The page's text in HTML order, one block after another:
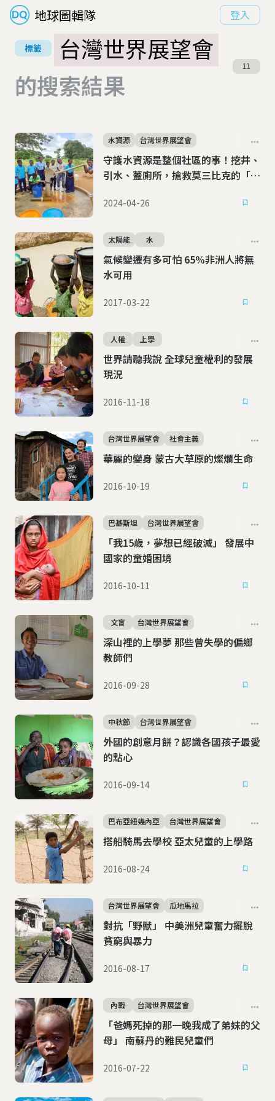
地球圖輯隊 登入
標籤
台灣世界展望會
的搜索結果
11
守護水資源是整個社區的事！挖井、
引水、蓋廁所，搶救莫三比克的「水
水資源 台灣世界展望會
2024-04-26
氣候變遷有多可怕 65%非洲人將無
水可用
太陽能 水
2017-03-22
世界請聽我說 全球兒童權利的發展
現況
人權 上學
2016-11-18
華麗的變身 蒙古大草原的燦爛生命
台灣世界展望會 社會主義
2016-10-19
「我15歲，夢想已經破滅」 發展中
國家的童婚困境
巴基斯坦 台灣世界展望會
2016-10-11
深山裡的上學夢 那些曾失學的偏鄉
教師們
文盲 台灣世界展望會
2016-09-28
外國的創意月餅？認識各國孩子最愛
的點心
中秋節 台灣世界展望會
2016-09-14
搭船騎馬去學校 亞太兒童的上學路
巴布亞紐幾內亞 台灣世界展望會
2016-08-24
對抗「野獸」 中美洲兒童奮力擺脫
貧窮與暴力
台灣世界展望會 瓜地馬拉
2016-08-17
「爸媽死掉的那一晚我成了弟妹的父
母」 南蘇丹的難民兒童們
內戰 台灣世界展望會
2016-07-22